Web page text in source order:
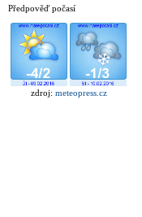
Předpověď počasí
zdroj: meteopress.cz